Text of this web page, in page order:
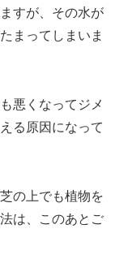
すが、その水が
まってしまいま
悪くなってジメ
る原因になって
の上でも植物を
は、このあとご